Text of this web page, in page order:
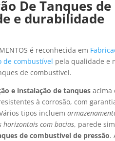
De Tanques
e durabilidade
é reconhecida em
de combustível pela qualidade e
de combustível.
e instalação de tanquesacima
à corrosão, com
tipos incluem
horizontais com bacias, parede
de combustível de pressão.